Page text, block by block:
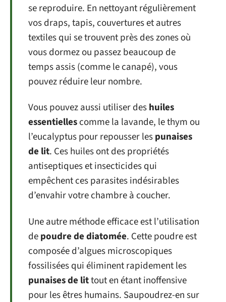
se reproduire. En nettoyant régulièrement
vos draps, tapis, couvertures et autres
textiles qui se trouvent près des zones où
vous dormez ou passez beaucoup de
temps assis (comme le canapé), vous
pouvez réduire leur nombre.
Vous pouvez aussi utiliser deshuiles
essentiellescomme la lavande, le thym ou
l’eucalyptus pour repousser lespunaises
de lit. Ces huiles ont des propriétés
antiseptiques et insecticides qui
empêchent ces parasites indésirables
d’envahir votre chambre à coucher.
Une autre méthode efficace est l’utilisation
depoudre de diatomée. Cette poudre est
composée d’algues microscopiques
fossilisées qui éliminent rapidement les
punaises de littout en étant inoffensive
pour les êtres humains. Saupoudrez-en sur